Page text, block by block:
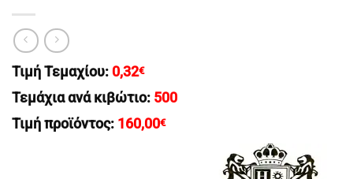
Τιμή Τεμαχίου: 0,32€
Τεμάχια ανά κιβώτιο: 500
Τιμή προϊόντος: 160,00€